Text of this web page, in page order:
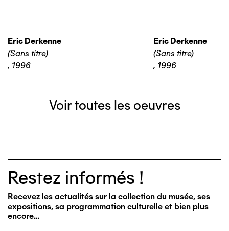
Eric Derkenne
(Sans titre)
, 1996
Eric Derkenne
(Sans titre)
, 1996
Voir toutes les oeuvres
Restez informés !
Recevez les actualités sur la collection du musée, ses
expositions, sa programmation culturelle et bien plus
encore…